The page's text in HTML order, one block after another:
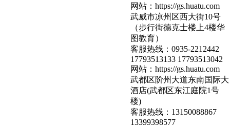
网站：https://gs.huatu.com
武威市凉州区西大街10号
（步行街德克士楼上4楼华
图教育）
客服热线：0935-2212442
17793513133 17793513042
网站：https://gs.huatu.com
武都区阶州大道东南国际大
酒店(武都区东江庭院1号
楼)
客服热线： 13150088867
13399398577